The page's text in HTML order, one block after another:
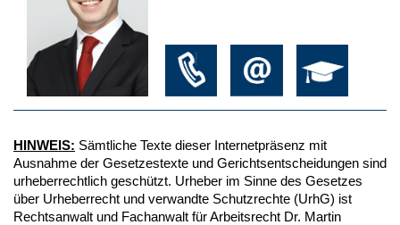
HINWEIS: Sämtliche Texte dieser Internetpräsenz mit
Ausnahme der Gesetzestexte und Gerichtsentscheidungen sind
urheberrechtlich geschützt. Urheber im Sinne des Gesetzes
über Urheberrecht und verwandte Schutzrechte (UrhG) ist
Rechtsanwalt und Fachanwalt für Arbeitsrecht Dr. Martin